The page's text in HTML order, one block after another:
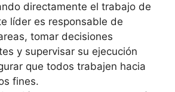
directamente el trabajo de
líder es responsable de
tomar decisiones
y supervisar su ejecución
que todos trabajen hacia
fines.